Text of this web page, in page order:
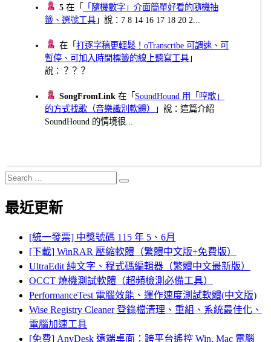
5 在「
「隨機數字」介面簡單好看的隨機抽
籤、選號工具 」說：7 8 14 16 17 18 20 2...
在「打逐字稿更輕鬆！oTranscribe 可調速、可
暫停、可加入時間標籤的線上聽寫工具 」
說：？？？
SongFromLink 在「 SoundHound 用「哼歌」
的方式找歌（音樂識別軟體）
」說：這篇介紹
SoundHound 的情境很...
Search
for:
Search
最近更新
[統一發票] 中獎號碼 115 年 5、6月
[下載] WinRAR 壓縮軟體（繁體中文版+免費版）
UltraEdit 純文字、程式碼編輯器（繁體中文最新版）
OCCT 燒機測試軟體（超頻檢測必備工具）
PerformanceTest 電腦效能、運作速度測試軟體(中文版)
Wise Registry Cleaner 登錄檔清理、重組、系統最佳化、
電腦加速工具
[免費] AnyDesk 遠端桌面：跨平台遙控 Win, Mac 電腦